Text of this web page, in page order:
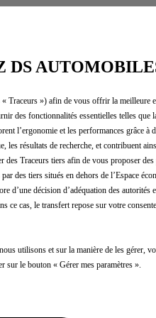
CO2/KM - Autonomie
Newsletter
DS
Traceurs ») afin de vous offrir la meilleure
des fonctionnalités essentielles telles que
l’ergonomie et les performances grâce à
les résultats de recherche, et contribuent
des Traceurs tiers afin de vous proposer
des tiers situés en dehors de l’Espace
d’une décision d’adéquation des autorités
ce cas, le transfert repose sur votre
utilisons et sur la manière de les gérer,
sur le bouton « Gérer mes paramètres ».